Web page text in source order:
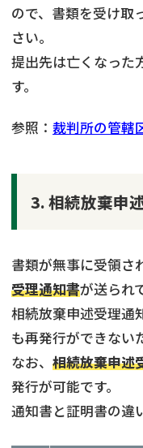
ので、書類を受け取
さい。
提出先は亡くなった
す。
参照： 裁判所の管轄
3. 相続放棄申
書類が無事に受領さ
受理通知書が送られ
相続放棄申述受理通
も再発行ができない
なお、 相続放棄申述
発行が可能です。
通知書と証明書の違